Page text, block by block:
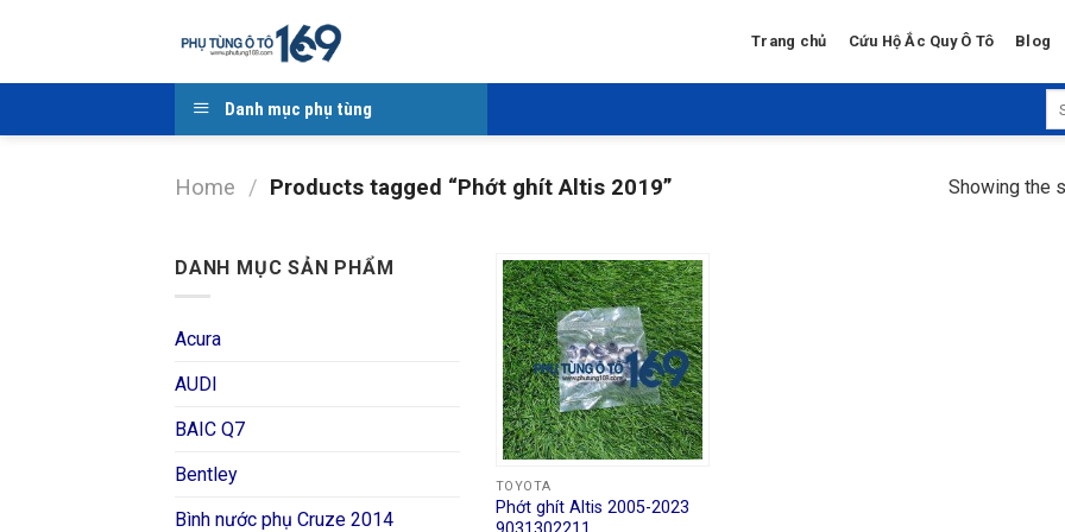
Trang chủ Cứu Hộ Ắc Quy Ô Tô Blog
Danh mục phụ tùng
Home / Products tagged “Phớt ghít Altis 2019” Showing the
DANH MỤC SẢN PHẨM
Acura
AUDI
BAIC Q7
Bentley
Bình nước phụ Cruze 2014
TOYOTA
Phớt ghít Altis 2005-2023